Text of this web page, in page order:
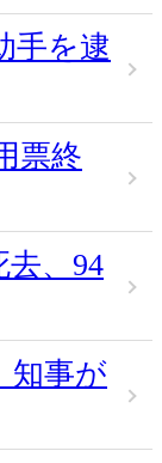
手を逮
票終
、94
知事が